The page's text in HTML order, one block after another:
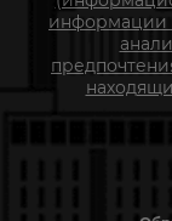
информации